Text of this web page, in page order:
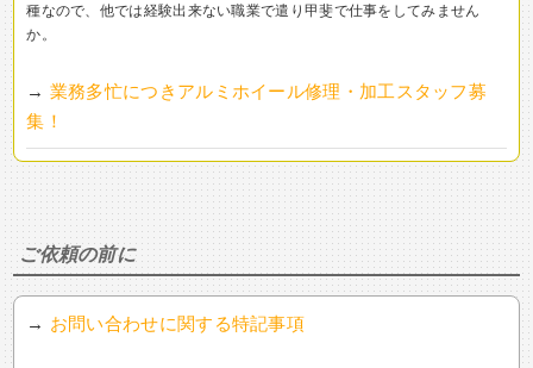
種なので、他では経験出来ない職業で遣り甲斐で仕事をしてみません
か。
→ 業務多忙につきアルミホイール修理・加工スタッフ募
集！
ご依頼の前に
→ お問い合わせに関する特記事項